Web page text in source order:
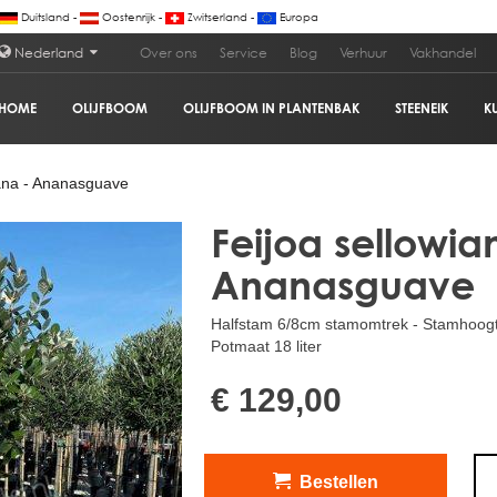
Duitsland - Oostenrijk - Zwitserland - Europa
Nederland Over ons Service Blog Verhuur Vakhandel
HOME OLIJFBOOM OLIJFBOOM IN PLANTENBAK STEENEIK €
- Ananasguave
Feijoa
Ananasguave
Halfstam 6/8cm stamomtrek -
Potmaat 18 liter
€ 129,00
Bestellen